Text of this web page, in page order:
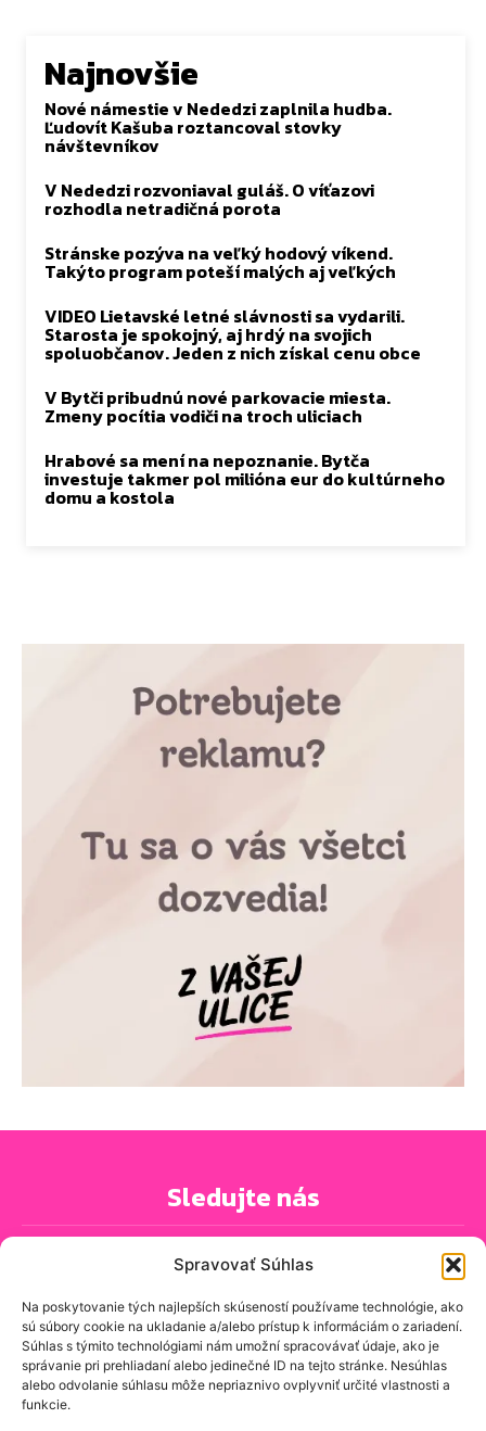
Spravovať Súhlas
Na poskytovanie tých najlepších skúseností používame technológie, ako
sú súbory cookie na ukladanie a/alebo prístup k informáciám o zariadení.
Súhlas s týmito technológiami nám umožní spracovávať údaje, ako je
správanie pri prehliadaní alebo jedinečné ID na tejto stránke. Nesúhlas
alebo odvolanie súhlasu môže nepriaznivo ovplyvniť určité vlastnosti a
funkcie.
Najnovšie
Nové námestie v Nededzi zaplnila hudba.
Ľudovít Kašuba roztancoval stovky
návštevníkov
V Nededzi rozvoniaval guláš. O víťazovi
rozhodla netradičná porota
Stránske pozýva na veľký hodový víkend.
Takýto program poteší malých aj veľkých
VIDEO Lietavské letné slávnosti sa vydarili.
Starosta je spokojný, aj hrdý na svojich
spoluobčanov. Jeden z nich získal cenu obce
V Bytči pribudnú nové parkovacie miesta.
Zmeny pocítia vodiči na troch uliciach
Hrabové sa mení na nepoznanie. Bytča
investuje takmer pol milióna eur do kultúrneho
domu a kostola
Sledujte nás
PRIHLÁSIŤ SA K ODBERU NOVINIEK